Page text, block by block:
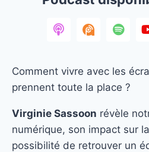
Comment vivre avec les
prennent toute la place ?
Virginie Sassoon révèle
numérique, son impact sur
possibilité de retrouver un